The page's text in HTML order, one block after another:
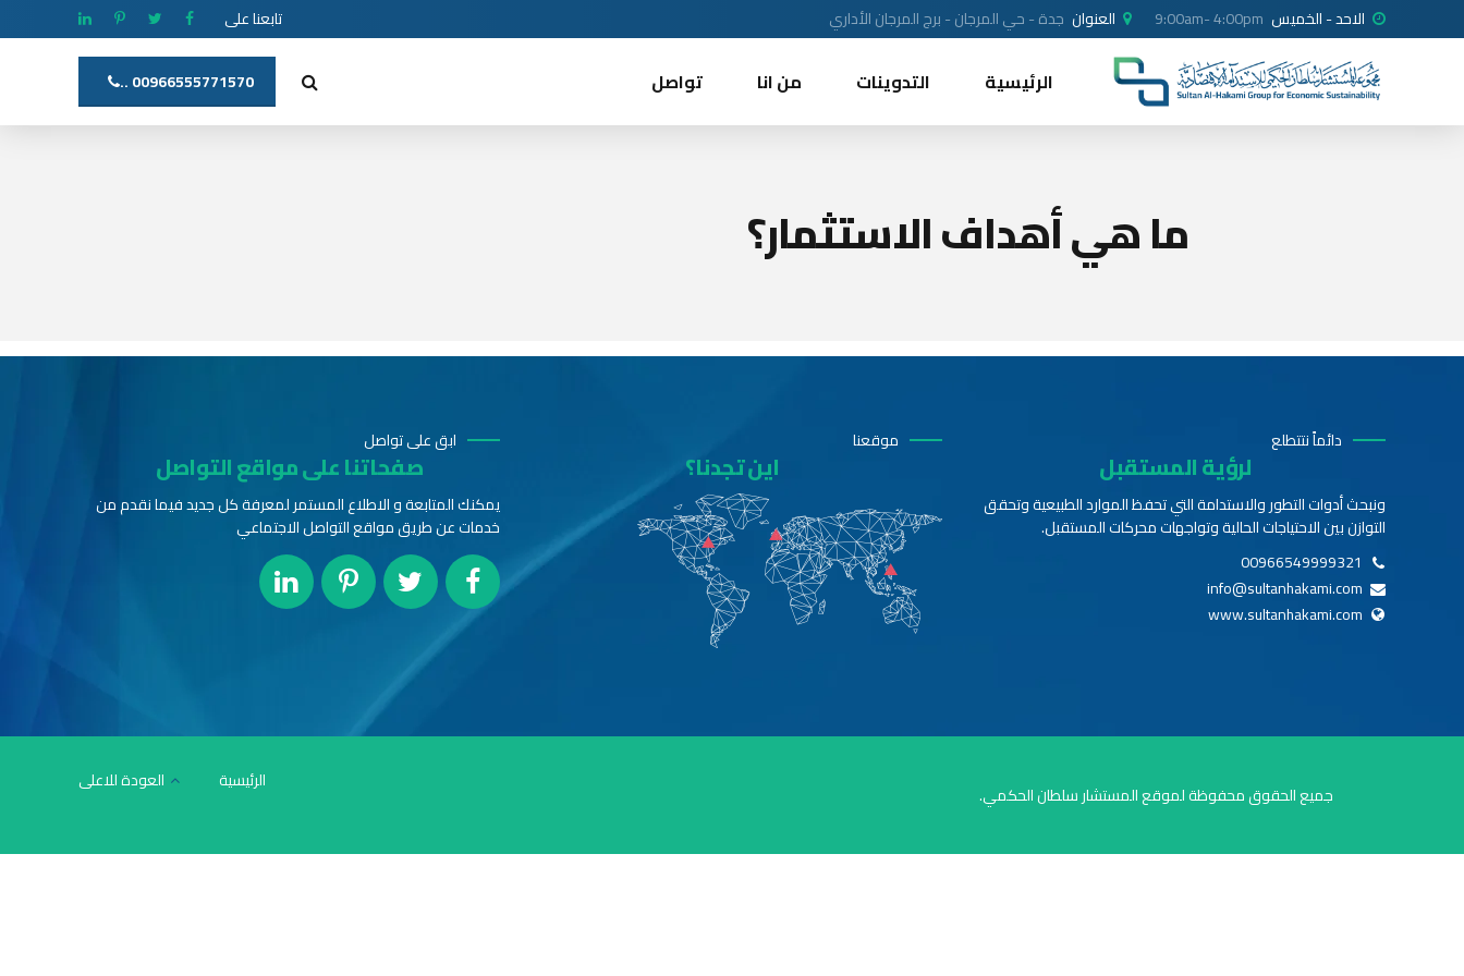
الاحد - الخميس 9:00am- 4:00pm العنوان جدة - حي المرجان - برج المرجان الأداري تابعنا على
00966555771570 .. الرئيسية التدوينات من انا تواصل
ما هي أهداف الاستثمار؟
دائماً نتتطلع
لرؤية المستقبل
ونبحث أدوات التطور والاستدامة التي تحفظ الموارد الطبيعية وتحقق
التوازن بين الاحتياجات الحالية وتواجهات محركات المستقبل.
00966549999321
info@sultanhakami.com
www.sultanhakami.com
موقعنا
اين تجدنا؟
ابق على تواصل
صفحاتنا على مواقع التواصل
يمكنك المتابعة و الاطلاع المستمر لمعرفة كل جديد فيما نقدم من
خدمات عن طريق مواقع التواصل الاجتماعي
جميع الحقوق محفوظة لموقع المستشار سلطان الحكمي.
الرئيسية العودة للاعلى